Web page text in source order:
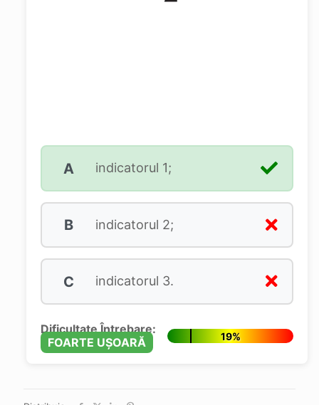
A indicatorul 1;
B indicatorul 2;
C indicatorul 3.
Dificultate Întrebare:
FOARTE UȘOARĂ
19%